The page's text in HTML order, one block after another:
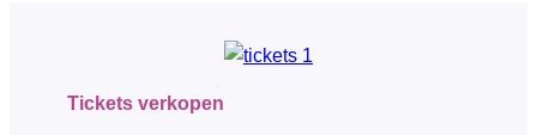
Tickets verkopen